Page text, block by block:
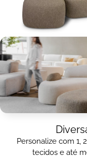
Personalize com 1,
tecidos e até